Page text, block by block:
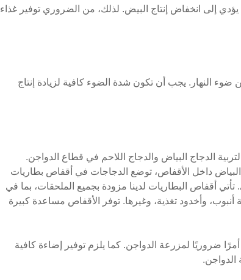
إلى انخفاض إنتاج البيض. لذلك، من الضروري توفير غذاء
البيض. تحتاج الدجاجات إلى 14 ساعة على الأقل من ضوء النهار. يجب أن تكون شدة الضوء كافية لزيادة إنتاج
الدجاج البياض والدجاج اللاحم في قطاع الدواجن.
البياض داخل الأقفاص، توضع الدجاجات في أقفاص بطاريات
قفص. يحتوي كل قفص على 4 أو 5 دجاجات كحد أقصى. تأتي أقفاص البطاريات لدينا مزودة بجميع الملحقات، بما في
أنبوب، وأخدود تغذية، وغيرها. توفر الأقفاص مساعدة كبيرة
ضروريًا لمزرعة الدواجن. كما يلزم توفير إضاءة كافية
الدواجن.